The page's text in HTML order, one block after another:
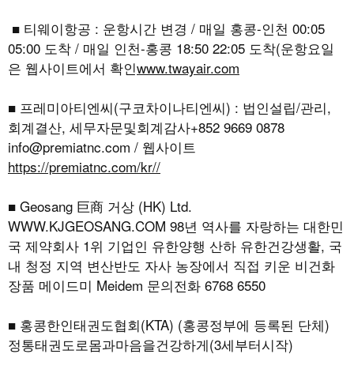
■ 티웨이항공 : 운항시간 변경 / 매일 홍콩-인천 00:05
05:00 도착 / 매일 인천-홍콩 18:50 22:05 도착(운항요일
은 웹사이트에서 확인www.twayair.com
■ 프레미아티엔씨(구코차이나티엔씨) : 법인설립/관리,
회계결산, 세무자문및회계감사+852 9669 0878
info@premiatnc.com / 웹사이트
https://premiatnc.com/kr//
■ Geosang 巨商 거상 (HK) Ltd.
WWW.KJGEOSANG.COM 98년 역사를 자랑하는 대한민
국 제약회사 1위 기업인 유한양행 산하 유한건강생활, 국
내 청정 지역 변산반도 자사 농장에서 직접 키운 비건화
장품 메이드미 Meidem 문의전화 6768 6550
■ 홍콩한인태권도협회(KTA) (홍콩정부에 등록된 단체)
정통태권도로몸과마음을건강하게(3세부터시작)